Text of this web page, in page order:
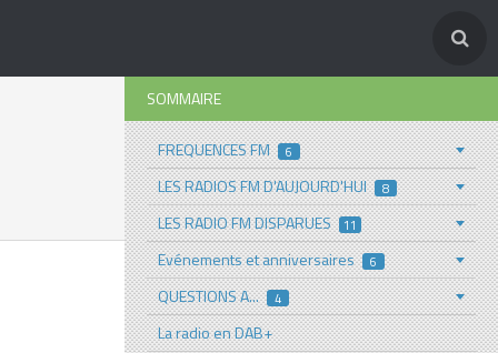
SOMMAIRE
FREQUENCES FM 6
LES RADIOS FM D'AUJOURD'HUI 8
LES RADIO FM DISPARUES 11
Evénements et anniversaires 6
QUESTIONS A... 4
La radio en DAB+